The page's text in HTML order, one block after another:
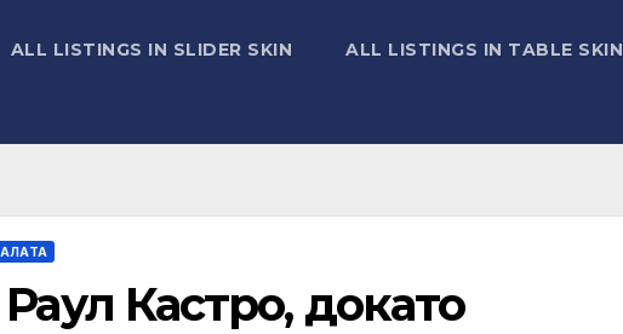
ALL LISTINGS IN SLIDER SKIN ALL LISTINGS IN TABLE SKIN
Кастро, докато